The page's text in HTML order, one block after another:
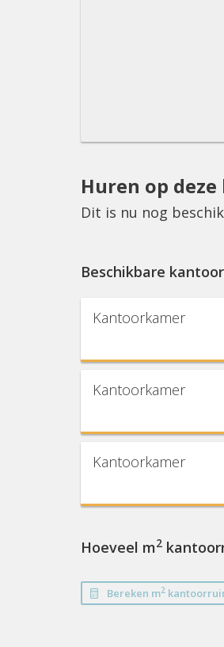
Huren op deze
Dit is nu nog
Beschikbare
Kantoorkamer
Kantoorkamer
Kantoorkamer
Hoeveel m2
Bereken m2